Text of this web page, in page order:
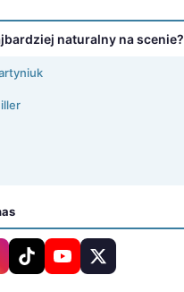
naturalny na scenie?